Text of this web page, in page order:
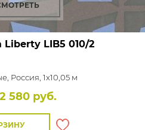
Liberty LIB5 010/2
Россия, 1x10,05 м
580 руб.